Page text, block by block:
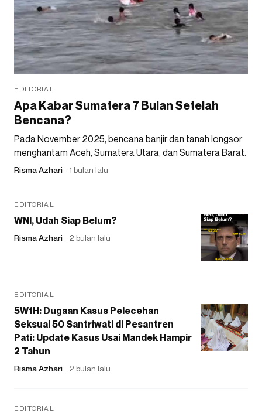
EDITORIAL
Apa Kabar Sumatera 7 Bulan Setelah
Bencana?
Pada November 2025, bencana banjir dan tanah longsor
menghantam Aceh, Sumatera Utara, dan Sumatera Barat.
Risma Azhari 1 bulan lalu
EDITORIAL
WNI, Udah Siap Belum?
Risma Azhari 2 bulan lalu
EDITORIAL
5W1H: Dugaan Kasus Pelecehan
Seksual 50 Santriwati di Pesantren
Pati: Update Kasus Usai Mandek Hampir
2 Tahun
Risma Azhari 2 bulan lalu
EDITORIAL